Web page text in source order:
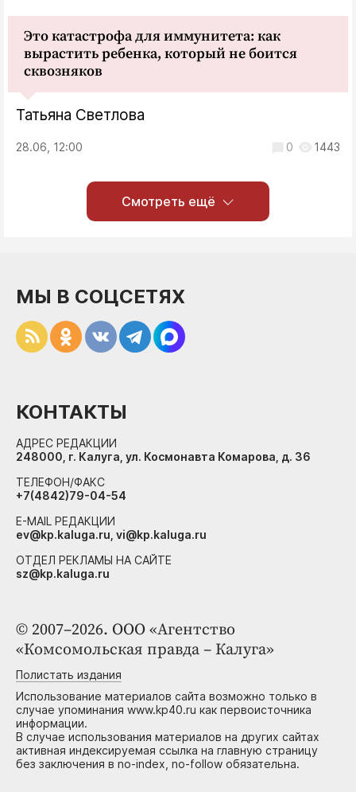
Это катастрофа для иммунитета: как
вырастить ребенка, который не боится
сквозняков
Татьяна Светлова
28.06, 12:00 0 1443
Смотреть ещё
© 2007–2026. ООО «Агентство
«Комсомольская правда – Калуга»
Полистать издания
Использование материалов сайта возможно только в
случае упоминания www.kp40.ru как первоисточника
информации.
В случае использования материалов на других сайтах
активная индексируемая ссылка на главную страницу
без заключения в no-index, no-follow обязательна.
МЫ В СОЦСЕТЯХ
КОНТАКТЫ
АДРЕС РЕДАКЦИИ
248000, г. Калуга, ул. Космонавта Комарова, д. 36
ТЕЛЕФОН/ФАКС
+7(4842)79-04-54
E-MAIL РЕДАКЦИИ
ev@kp.kaluga.ru, vi@kp.kaluga.ru
ОТДЕЛ РЕКЛАМЫ НА САЙТЕ
sz@kp.kaluga.ru